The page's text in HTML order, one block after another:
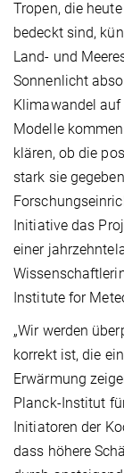
Tropen, die
bedeckt sind,
Land- und
Sonnenlicht
Klimawandel auf
Modelle
klären, ob die
stark sie
Initiative das
einer
Institute for
„Wir werden
korrekt ist, die
Erwärmung
Planck-Institut
Initiatoren der
dass höhere